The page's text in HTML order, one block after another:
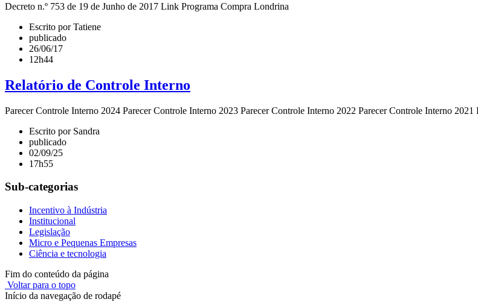
Decreto n.º 753 de 19 de Junho de 2017 Link Programa Compra Londrina
Escrito por Tatiene
publicado
26/06/17
12h44
Relatório de Controle Interno
Parecer Controle Interno 2024 Parecer Controle Interno 2023 Parecer Controle Interno 2022 Parecer Controle Interno
Escrito por Sandra
publicado
02/09/25
17h55
Sub-categorias
Incentivo à Indústria
Institucional
Legislação
Micro e Pequenas Empresas
Ciência e tecnologia
Fim do conteúdo da página
Voltar para o topo
Início da navegação de rodapé